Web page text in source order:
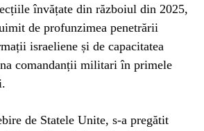
învățate din războiul din 2025,
de profunzimea penetrării
israeliene și de capacitatea
comandanții militari în primele
de Statele Unite, s-a pregătit